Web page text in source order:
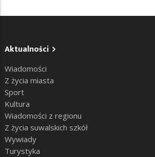
Aktualności
Wiadomości
Z życia miasta
Sport
Kultura
Wiadomości z regionu
Z życia suwalskich szkół
Wywiady
Turystyka